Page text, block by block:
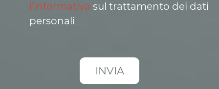
l’informativa sul trattamento dei dati
personali